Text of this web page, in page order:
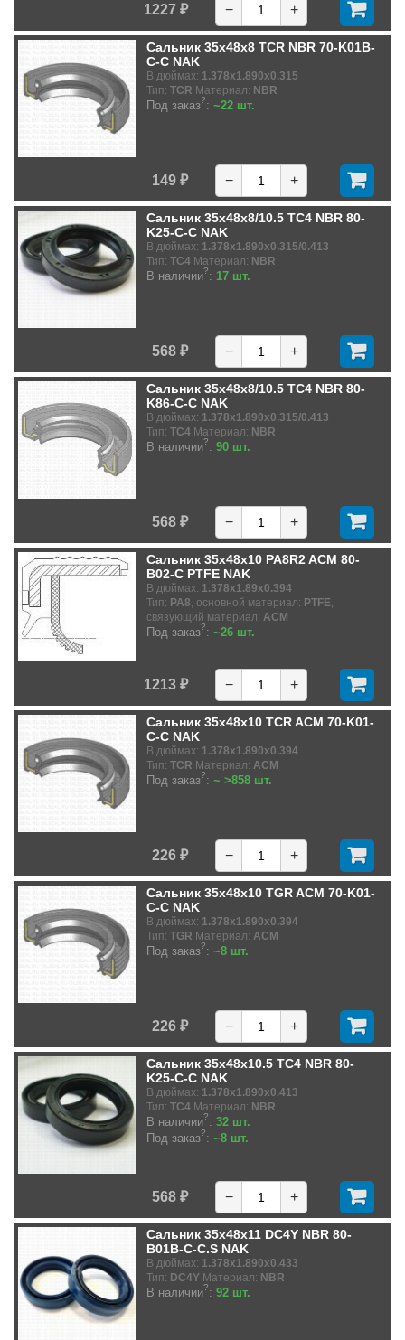
1227 ₽ − +
Сальник 35x48x8 TCR NBR 70-K01B-
C-C NAK
В дюймах: 1.378x1.890x0.315
Тип: TCR Материал: NBR
Под заказ?: ~22 шт.
149 ₽ − +
Сальник 35x48x8/10.5 TC4 NBR 80-
K25-C-C NAK
В дюймах: 1.378x1.890x0.315/0.413
Тип: TC4 Материал: NBR
В наличии?: 17 шт.
568 ₽ − +
Сальник 35x48x8/10.5 TC4 NBR 80-
K86-C-C NAK
В дюймах: 1.378x1.890x0.315/0.413
Тип: TC4 Материал: NBR
В наличии?: 90 шт.
568 ₽ − +
Сальник 35x48x10 PA8R2 ACM 80-
B02-C PTFE NAK
В дюймах: 1.378x1.89x0.394
Тип: PA8, основной материал: PTFE,
связующий материал: ACM
Под заказ?: ~26 шт.
1213 ₽ − +
Сальник 35x48x10 TCR ACM 70-K01-
C-C NAK
В дюймах: 1.378x1.890x0.394
Тип: TCR Материал: ACM
Под заказ?: ~ >858 шт.
226 ₽ − +
Сальник 35x48x10 TGR ACM 70-K01-
C-C NAK
В дюймах: 1.378x1.890x0.394
Тип: TGR Материал: ACM
Под заказ?: ~8 шт.
226 ₽ − +
Сальник 35x48x10.5 TC4 NBR 80-
K25-C-C NAK
В дюймах: 1.378x1.890x0.413
Тип: TC4 Материал: NBR
В наличии?: 32 шт.
Под заказ?: ~8 шт.
568 ₽ − +
Сальник 35x48x11 DC4Y NBR 80-
B01B-C-C.S NAK
В дюймах: 1.378x1.890x0.433
Тип: DC4Y Материал: NBR
В наличии?: 92 шт.